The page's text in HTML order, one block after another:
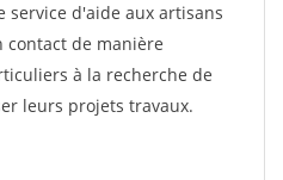
d'aide aux artisans
de manière
à la recherche de
leurs projets travaux.